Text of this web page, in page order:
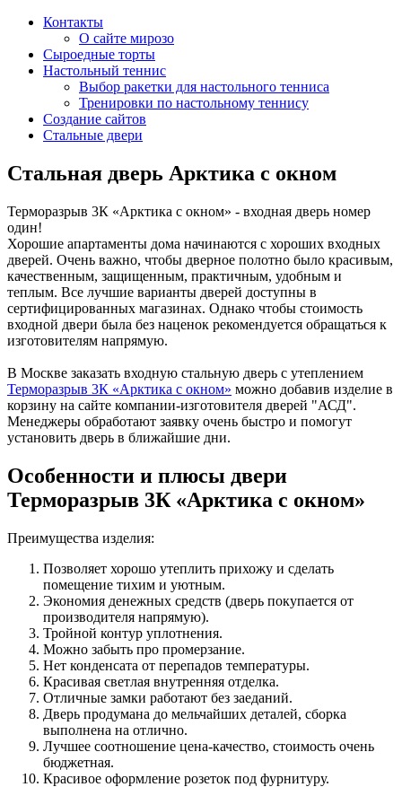
Контакты
О сайте мирозо
Сыроедные торты
Настольный теннис
Выбор ракетки для настольного тенниса
Тренировки по настольному теннису
Создание сайтов
Стальные двери
Стальная дверь Арктика с окном
Терморазрыв 3К «Арктика с окном» - входная дверь номер
один!
Хорошие апартаменты дома начинаются с хороших входных
дверей. Очень важно, чтобы дверное полотно было красивым,
качественным, защищенным, практичным, удобным и
теплым. Все лучшие варианты дверей доступны в
сертифицированных магазинах. Однако чтобы стоимость
входной двери была без наценок рекомендуется обращаться к
изготовителям напрямую.
В Москве заказать входную стальную дверь с утеплением
Терморазрыв 3К «Арктика с окном» можно добавив изделие в
корзину на сайте компании-изготовителя дверей "АСД".
Менеджеры обработают заявку очень быстро и помогут
установить дверь в ближайшие дни.
Особенности и плюсы двери
Терморазрыв 3К «Арктика с окном»
Преимущества изделия:
Позволяет хорошо утеплить прихожу и сделать
помещение тихим и уютным.
Экономия денежных средств (дверь покупается от
производителя напрямую).
Тройной контур уплотнения.
Можно забыть про промерзание.
Нет конденсата от перепадов температуры.
Красивая светлая внутренняя отделка.
Отличные замки работают без заеданий.
Дверь продумана до мельчайших деталей, сборка
выполнена на отлично.
Лучшее соотношение цена-качество, стоимость очень
бюджетная.
Красивое оформление розеток под фурнитуру.